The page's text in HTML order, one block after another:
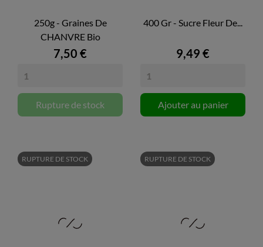
250g - Graines De
CHANVRE Bio
7,50 €
Rupture de stock
400 Gr - Sucre Fleur De...
9,49 €
Ajouter au panier
RUPTURE DE STOCK RUPTURE DE STOCK